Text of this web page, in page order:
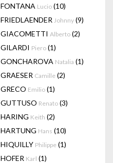
FONTANA Lucio (10)
FRIEDLAENDER Johnny (9)
GIACOMETTI Alberto (2)
GILARDI Piero (1)
GONCHAROVA Natalia (1)
GRAESER Camille (2)
GRECO Emilio (1)
GUTTUSO Renato (3)
HARING Keith (2)
HARTUNG Hans (10)
HIQUILLY Philippe (1)
HOFER Karl (1)